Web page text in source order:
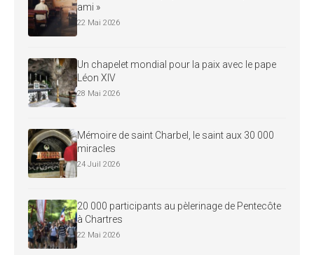
ami »
22 Mai 2026
Un chapelet mondial pour la paix avec le pape
Léon XIV
28 Mai 2026
Mémoire de saint Charbel, le saint aux 30 000
miracles
24 Juil 2026
20 000 participants au pèlerinage de Pentecôte
à Chartres
22 Mai 2026